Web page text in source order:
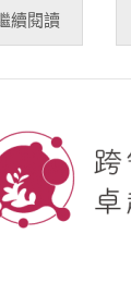
續閱讀